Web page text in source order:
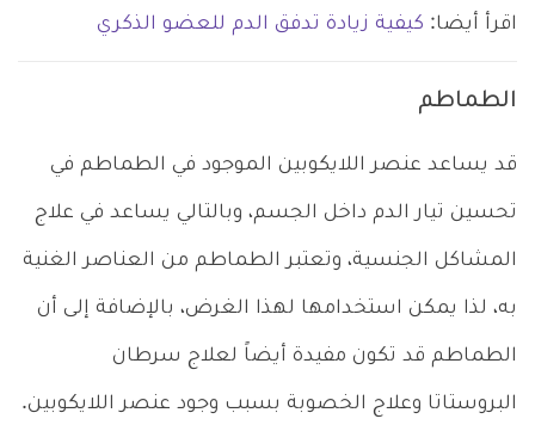
اقرأ أيضا: كيفية زيادة تدفق الدم للعضو الذكري
الطماطم
قد يساعد عنصر اللايكوبين الموجود في الطماطم في
تحسين تيار الدم داخل الجسم، وبالتالي يساعد في علاج
المشاكل الجنسية، وتعتبر الطماطم من العناصر الغنية
به، لذا يمكن استخدامها لهذا الغرض، بالإضافة إلى أن
الطماطم قد تكون مفيدة أيضاً لعلاج سرطان
البروستاتا وعلاج الخصوبة بسبب وجود عنصر اللايكوبين.